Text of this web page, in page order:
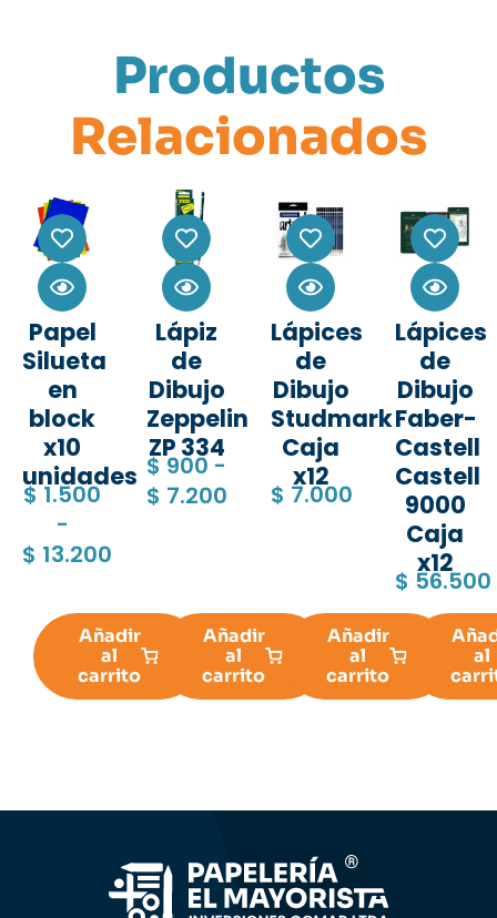
Productos
Relacionados
Papel
Silueta
en
block
x10
unidades
$1.500
-
$ 13.200
Añadir
al
carrito
Lápiz
de
Dibujo
Zeppelin
ZP 334
$900 -
$ 7.200
Añadir
al
carrito
Lápices
de
Dibujo
Studmark
Caja
x12
$ 7.000
Añadir
al
carrito
Lápices
de
Dibujo
Faber-
Castell
Castell
9000
Caja
x12
$ 56.500
al